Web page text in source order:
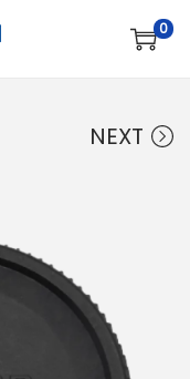
0
NEXT